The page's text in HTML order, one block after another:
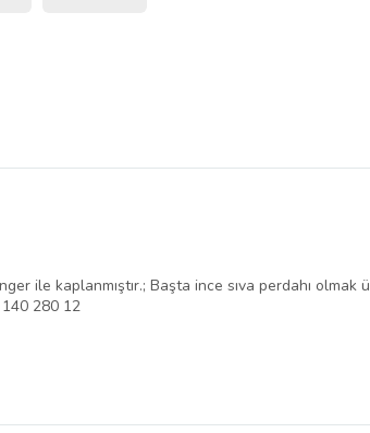
ile kaplanmıştır.; Başta ince sıva perdahı
140 280 12